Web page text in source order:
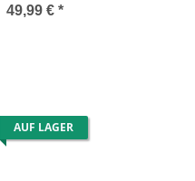
Heckenscheren-
49,99 € *
AUF LAGER